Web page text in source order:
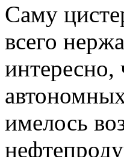
Саму
всего
имелось